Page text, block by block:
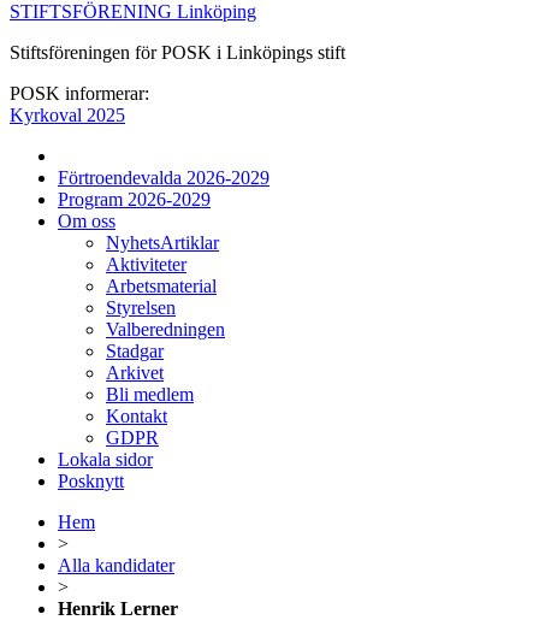
STIFTSFÖRENING Linköping
Stiftsföreningen för POSK i Linköpings stift
POSK informerar:
Kyrkoval 2025
Förtroendevalda 2026-2029
Program 2026-2029
Om oss
NyhetsArtiklar
Aktiviteter
Arbetsmaterial
Styrelsen
Valberedningen
Stadgar
Arkivet
Bli medlem
Kontakt
GDPR
Lokala sidor
Posknytt
Hem
>
Alla kandidater
>
Henrik Lerner